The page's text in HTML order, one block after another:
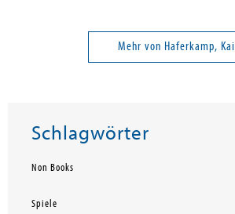
Mehr von Haferkamp, Kai
Schlagwörter
Non Books
Spiele